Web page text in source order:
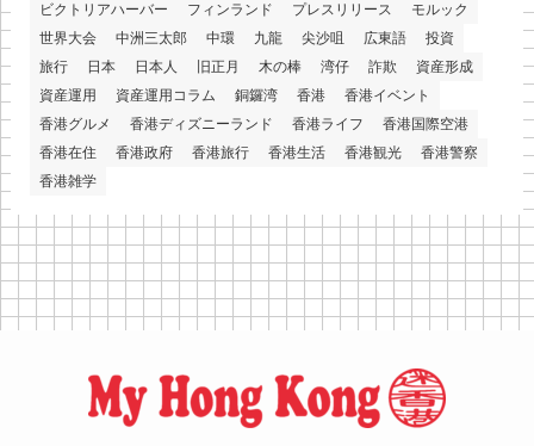
ビクトリアハーバー
フィンランド プレスリリース
モルック
世界大会
中洲三太郎 中環 九龍 尖沙咀 広東語
投資
旅行
日本 日本人 旧正月 木の棒 湾仔 詐欺
資産形成
資産運用
資産運用コラム 銅鑼湾 香港
香港イベント
香港グルメ
香港ディズニーランド 香港ライフ
香港国際空港
香港在住
香港政府 香港旅行 香港生活 香港観光
香港警察
香港雑学